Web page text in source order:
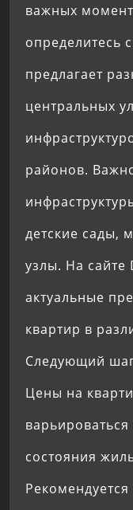
важных
определитесь
предлагает
центральных
районов.
детские сады,
узлы. На сайте
актуальные
квартир в
Следующий
Цены на
состояния